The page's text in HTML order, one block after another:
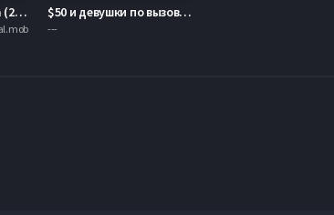
Любовная загвоздка (2015) $50 и девушки по вызову: Любовная история (2014)
---